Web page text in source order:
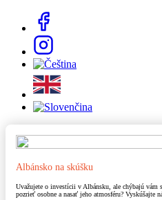
Albánsko na skúšku
Uvažujete o investícii v Albánsku, ale chýbajú vám
pozrieť osobne a nasať jeho atmosféru? Vyskúšajte